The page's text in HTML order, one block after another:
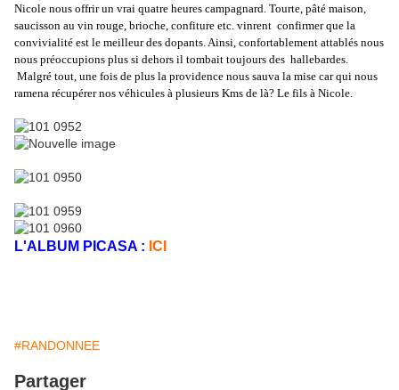
Nicole nous offrir un vrai quatre heures campagnard. Tourte, pâté maison,
saucisson au vin rouge, brioche, confiture etc. vinrent confirmer que la
convivialité est le meilleur des dopants. Ainsi, confortablement attablés nous
nous préoccupions plus si dehors il tombait toujours des hallebardes.
Malgré tout, une fois de plus la providence nous sauva la mise car qui nous
ramena récupérer nos véhicules à plusieurs Kms de là? Le fils à Nicole.
L'ALBUM PICASA : ICI
#RANDONNEE
Partager